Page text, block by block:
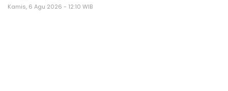
Kamis, 6 Agu 2026 - 12:10 WIB